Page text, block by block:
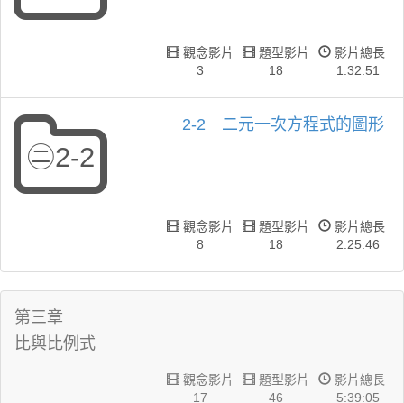
影片總長
1:32:51
題型影片
18
觀念影片
3
㊁2-2
2-2 二元一次方程式的圖形
影片總長
2:25:46
題型影片
18
觀念影片
8
第三章
比與比例式
影片總長
5:39:05
題型影片
46
觀念影片
17